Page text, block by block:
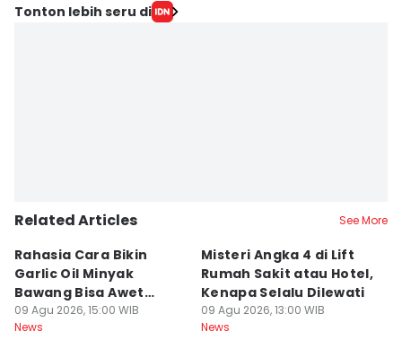
Editor
Tonton lebih seru di
Related Articles See More
Rahasia Cara Bikin
Garlic Oil Minyak
Bawang Bisa Awet
Berbulan-bulan: Bumbu
Level Resto!
09 Agu 2026, 15:00 WIB
News
Misteri Angka 4 di Lift
Rumah Sakit atau Hotel,
Kenapa Selalu Dilewati
09 Agu 2026, 13:00 WIB
News